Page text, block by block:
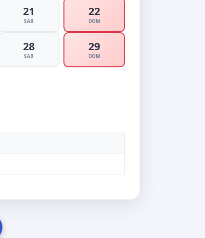
21
SAB
22
DOM
28
SAB
29
DOM